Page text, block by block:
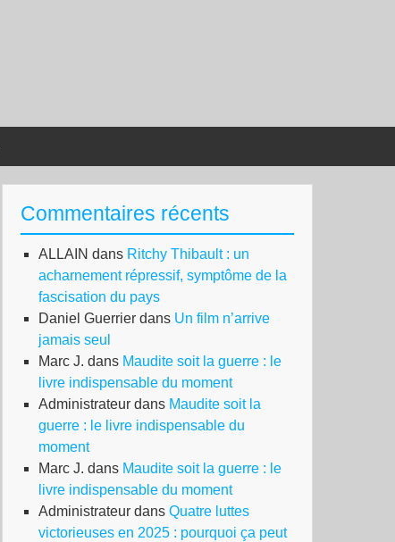
Commentaires récents
ALLAIN dans Ritchy Thibault : un
acharnement répressif, symptôme de la
fascisation du pays
Daniel Guerrier dans Un film n’arrive
jamais seul
Marc J. dans Maudite soit la guerre : le
livre indispensable du moment
Administrateur dans Maudite soit la
guerre : le livre indispensable du
moment
Marc J. dans Maudite soit la guerre : le
livre indispensable du moment
Administrateur dans Quatre luttes
victorieuses en 2025 : pourquoi ça peut